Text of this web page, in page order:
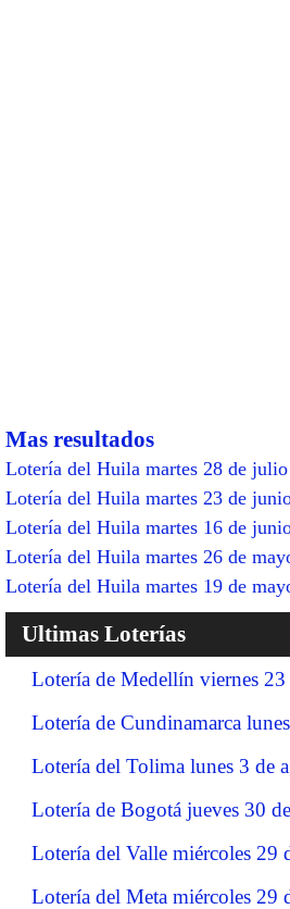
Mas resultados
Lotería del Huila martes 28 de
Lotería del Huila martes 23 de
Lotería del Huila martes 16 de
Lotería del Huila martes 26 de
Lotería del Huila martes 19 de
Ultimas Loterías
Lotería de Medellín viernes 23
Lotería de Cundinamarca
Lotería del Tolima lunes 3 de
Lotería de Bogotá jueves 30
Lotería del Valle miércoles 29
Lotería del Meta miércoles 29